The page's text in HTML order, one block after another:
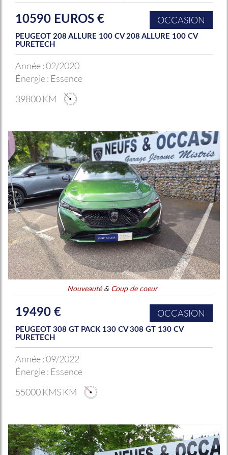
10590 EUROS € OCCASION
PEUGEOT 208 ALLURE 100 CV 208 ALLURE 100 CV
PURETECH
Année :02/2020
Énergie : Essence
39800 KM
Nouveauté& Coup de coeur
19490 € OCCASION
PEUGEOT 308 GT PACK 130 CV 308 GT 130 CV
PURETECH
Année :09/2022
Énergie : Essence
55000 KMS KM